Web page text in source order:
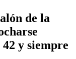
de la
y siempre